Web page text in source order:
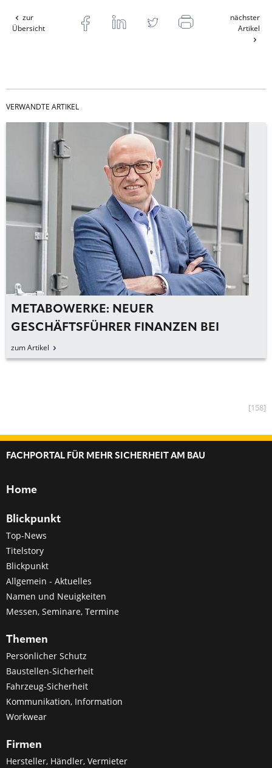
zur
Übersicht
nächster
Artikel
VERWANDTE ARTIKEL
METABOWERKE: NEUER
GESCHÄFTSFÜHRER FINANZEN BEI
METABO
zum Artikel
[158]
FACHPORTAL FÜR MEHR SICHERHEIT AM BAU
Home
Blickpunkt
Top-News
Titelstory
Blickpunkt
Allgemein - Aktuelles
Namen und Neuigkeiten
Messen, Seminare, Termine
Themen
Persönlicher Schutz
Baustellen-Sicherheit
Fahrzeug-Sicherheit
Kommunikation, Information
Workwear
Firmen
Hersteller, Händler, Vermieter